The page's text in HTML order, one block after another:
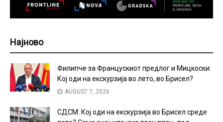
Најново
Филипче за Францускиот предлог и Мицкоски:
Кој оди на екскурзија во лето, во Брисел?
AUGUST 7, 2026
СДСМ: Кој оди на екскурзија во Брисел среде